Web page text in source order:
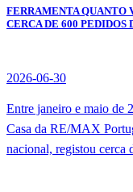
FERRAMENTA QUANTO
CERCA DE 600 PEDIDOS
2026-06-30
Entre janeiro e maio de
Casa da RE/MAX
nacional, registou cerca